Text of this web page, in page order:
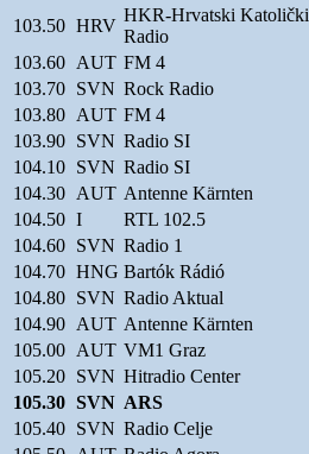
103.50 HRV
HKR-Hrvatski Katolički
Radio
103.60 AUT FM 4
103.70 SVN Rock Radio
103.80 AUT FM 4
103.90 SVN Radio SI
104.10 SVN Radio SI
104.30 AUT Antenne Kärnten
104.50 I RTL 102.5
104.60 SVN Radio 1
104.70 HNG Bartók Rádió
104.80 SVN Radio Aktual
104.90 AUT Antenne Kärnten
105.00 AUT VM1 Graz
105.20 SVN Hitradio Center
105.30 SVN ARS
105.40 SVN Radio Celje